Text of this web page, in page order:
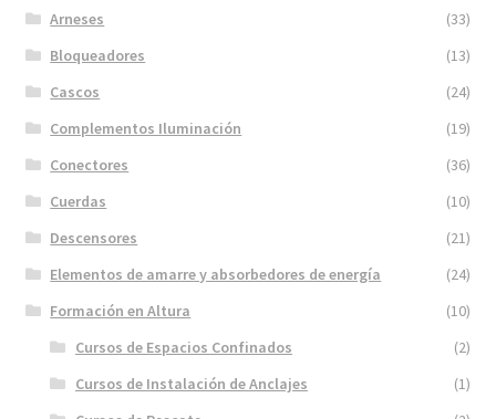
Arneses
(33)
Bloqueadores
(13)
Cascos
(24)
Complementos Iluminación
(19)
Conectores
(36)
Cuerdas
(10)
Descensores
(21)
Elementos de amarre y absorbedores de energía
(24)
Formación en Altura
(10)
Cursos de Espacios Confinados
(2)
Cursos de Instalación de Anclajes
(1)